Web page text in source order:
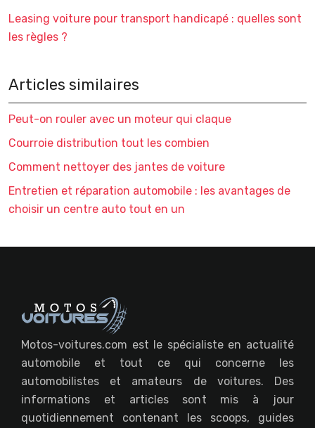
Leasing voiture pour transport handicapé : quelles sont
les règles ?
Articles similaires
Peut-on rouler avec un moteur qui claque
Courroie distribution tout les combien
Comment nettoyer des jantes de voiture
Entretien et réparation automobile : les avantages de
choisir un centre auto tout en un
Motos-voitures.com est le spécialiste en actualité
automobile et tout ce qui concerne les
automobilistes et amateurs de voitures. Des
informations et articles sont mis à jour
quotidiennement contenant les scoops, guides